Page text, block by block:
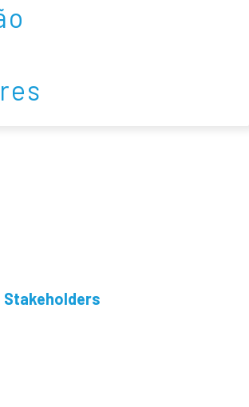
Stakeholders